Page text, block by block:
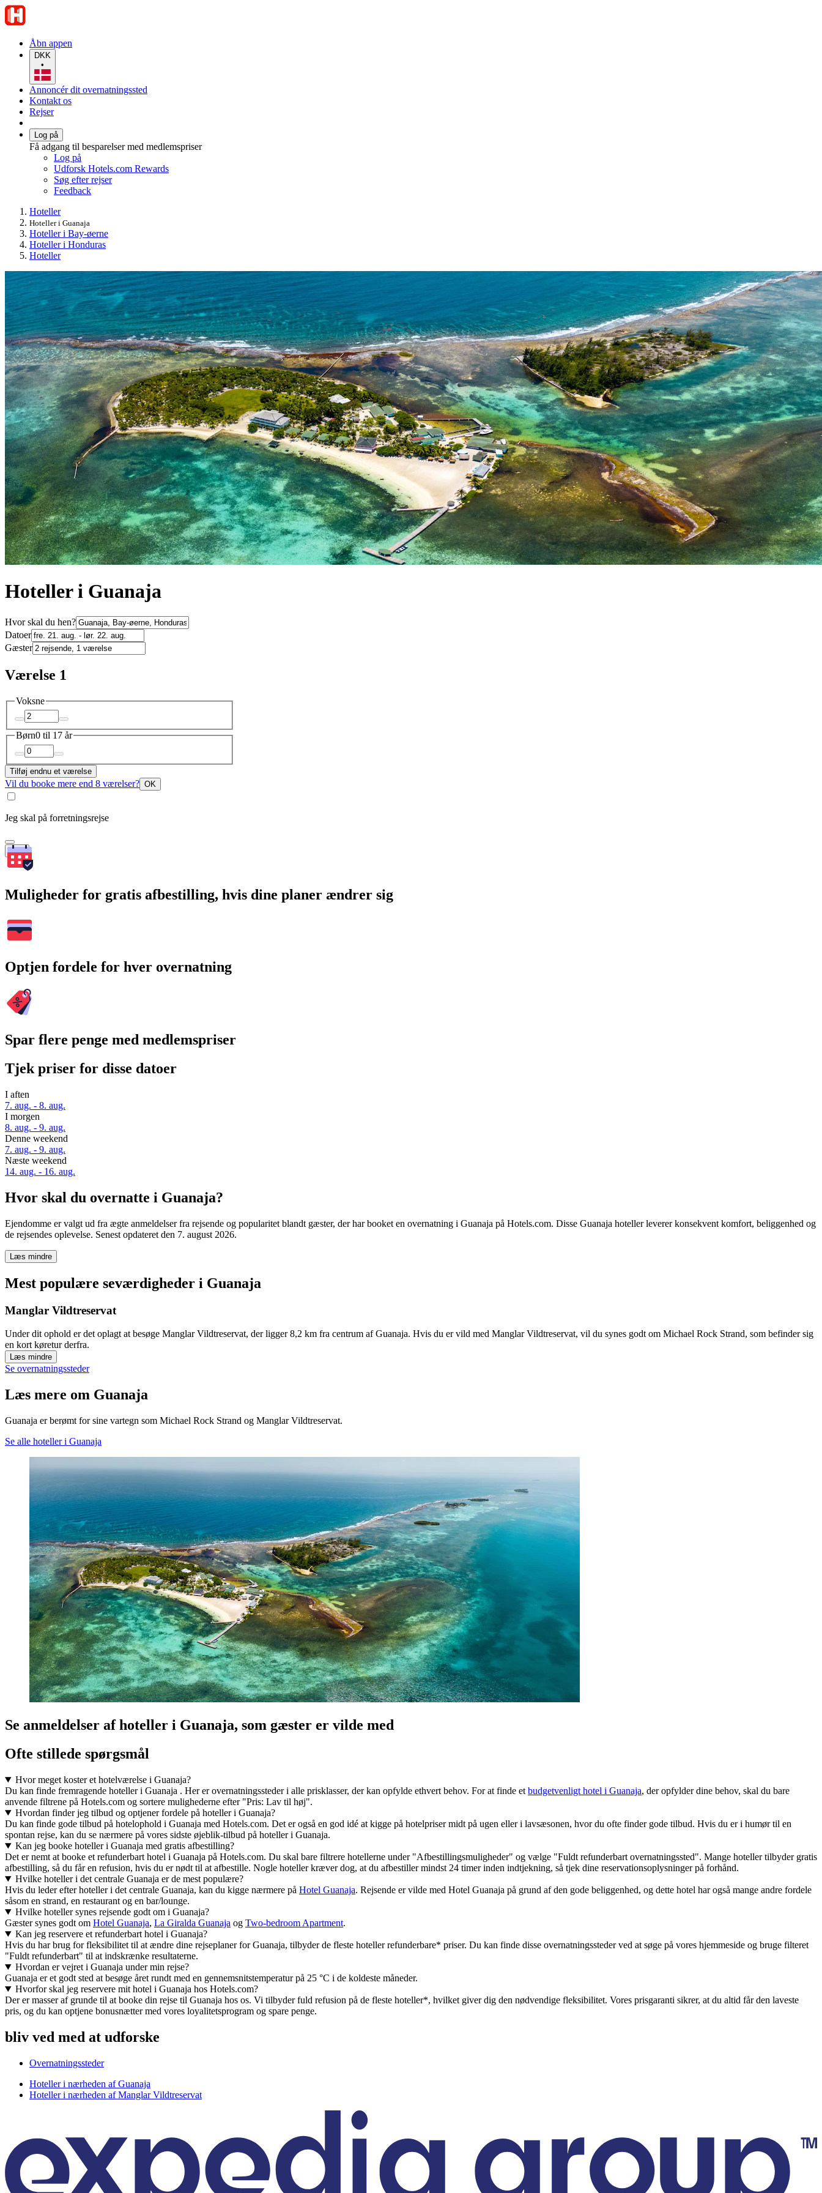
Åbn appen
DKK
•
Annoncér dit overnatningssted
Kontakt os
Rejser
Log på
Få adgang til besparelser med medlemspriser
Log på
Udforsk Hotels.com Rewards
Søg efter rejser
Feedback
Hoteller
Hoteller i Guanaja
Hoteller i Bay-øerne
Hoteller i Honduras
Hoteller
Hoteller i Guanaja
Hvor skal du hen?
Datoer
Gæster
Værelse 1
Voksne
Børn0 til 17 år
Tilføj endnu et værelse
Vil du booke mere end 8 værelser? OK
Jeg skal på forretningsrejse
Søg
Muligheder for gratis afbestilling, hvis dine planer ændrer sig
Optjen fordele for hver overnatning
Spar flere penge med medlemspriser
Tjek priser for disse datoer
I aften
7. aug. - 8. aug.
I morgen
8. aug. - 9. aug.
Denne weekend
7. aug. - 9. aug.
Næste weekend
14. aug. - 16. aug.
Hvor skal du overnatte i Guanaja?
Ejendomme er valgt ud fra ægte anmeldelser fra rejsende og popularitet blandt gæster, der har booket en overnatning i Guanaja på Hotels.com. Disse Guanaja hoteller leverer konsekvent komfort, beliggenhed og
de rejsendes oplevelse. Senest opdateret den 7. august 2026.
Læs mindre
Mest populære seværdigheder i Guanaja
Manglar Vildtreservat
Under dit ophold er det oplagt at besøge Manglar Vildtreservat, der ligger 8,2 km fra centrum af Guanaja. Hvis du er vild med Manglar Vildtreservat, vil du synes godt om Michael Rock Strand, som befinder sig
en kort køretur derfra.
Læs mindre
Se overnatningssteder
Læs mere om Guanaja
Guanaja er berømt for sine vartegn som Michael Rock Strand og Manglar Vildtreservat.
Se alle hoteller i Guanaja
Se anmeldelser af hoteller i Guanaja, som gæster er vilde med
Ofte stillede spørgsmål
Hvor meget koster et hotelværelse i Guanaja?
Du kan finde fremragende hoteller i Guanaja . Her er overnatningssteder i alle prisklasser, der kan opfylde ethvert behov. For at finde et budgetvenligt hotel i Guanaja, der opfylder dine behov, skal du bare
anvende filtrene på Hotels.com og sortere mulighederne efter "Pris: Lav til høj".
Hvordan finder jeg tilbud og optjener fordele på hoteller i Guanaja?
Du kan finde gode tilbud på hotelophold i Guanaja med Hotels.com. Det er også en god idé at kigge på hotelpriser midt på ugen eller i lavsæsonen, hvor du ofte finder gode tilbud. Hvis du er i humør til en
spontan rejse, kan du se nærmere på vores sidste øjeblik-tilbud på hoteller i Guanaja.
Kan jeg booke hoteller i Guanaja med gratis afbestilling?
Det er nemt at booke et refunderbart hotel i Guanaja på Hotels.com. Du skal bare filtrere hotellerne under "Afbestillingsmuligheder" og vælge "Fuldt refunderbart overnatningssted". Mange hoteller tilbyder gratis
afbestilling, så du får en refusion, hvis du er nødt til at afbestille. Nogle hoteller kræver dog, at du afbestiller mindst 24 timer inden indtjekning, så tjek dine reservationsoplysninger på forhånd.
Hvilke hoteller i det centrale Guanaja er de mest populære?
Hvis du leder efter hoteller i det centrale Guanaja, kan du kigge nærmere på Hotel Guanaja. Rejsende er vilde med Hotel Guanaja på grund af den gode beliggenhed, og dette hotel har også mange andre fordele
såsom en strand, en restaurant og en bar/lounge.
Hvilke hoteller synes rejsende godt om i Guanaja?
Gæster synes godt om Hotel Guanaja, La Giralda Guanaja og Two-bedroom Apartment.
Kan jeg reservere et refunderbart hotel i Guanaja?
Hvis du har brug for fleksibilitet til at ændre dine rejseplaner for Guanaja, tilbyder de fleste hoteller refunderbare* priser. Du kan finde disse overnatningssteder ved at søge på vores hjemmeside og bruge filteret
"Fuldt refunderbart" til at indskrænke resultaterne.
Hvordan er vejret i Guanaja under min rejse?
Guanaja er et godt sted at besøge året rundt med en gennemsnitstemperatur på 25 °C i de koldeste måneder.
Hvorfor skal jeg reservere mit hotel i Guanaja hos Hotels.com?
Der er masser af grunde til at booke din rejse til Guanaja hos os. Vi tilbyder fuld refusion på de fleste hoteller*, hvilket giver dig den nødvendige fleksibilitet. Vores prisgaranti sikrer, at du altid får den laveste
pris, og du kan optjene bonusnætter med vores loyalitetsprogram og spare penge.
bliv ved med at udforske
Overnatningssteder
Hoteller i nærheden af Guanaja
Hoteller i nærheden af Manglar Vildtreservat